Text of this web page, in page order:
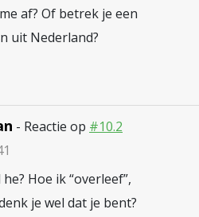
af? Of betrek je een
uit Nederland?
- Reactie op #10.2
Hoe ik “overleef”,
je wel dat je bent?